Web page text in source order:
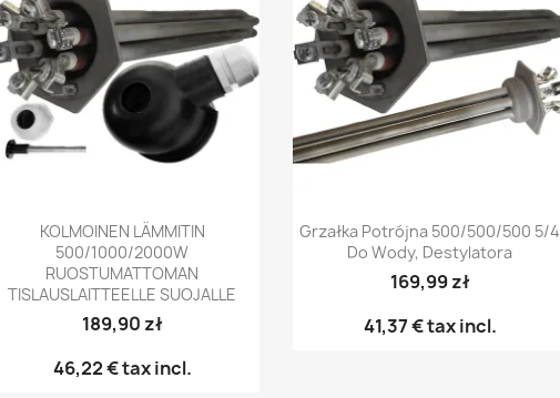
Pikakatselu
KOLMOINEN LÄMMITIN
500/1000/2000W
RUOSTUMATTOMAN
TISLAUSLAITTEELLE SUOJALLE
189,90 zł
46,22 €tax incl.
Pikakatselu
Grzałka Potrójna 500/500/500 5/4
Do Wody, Destylatora
169,99 zł
41,37 €tax incl.